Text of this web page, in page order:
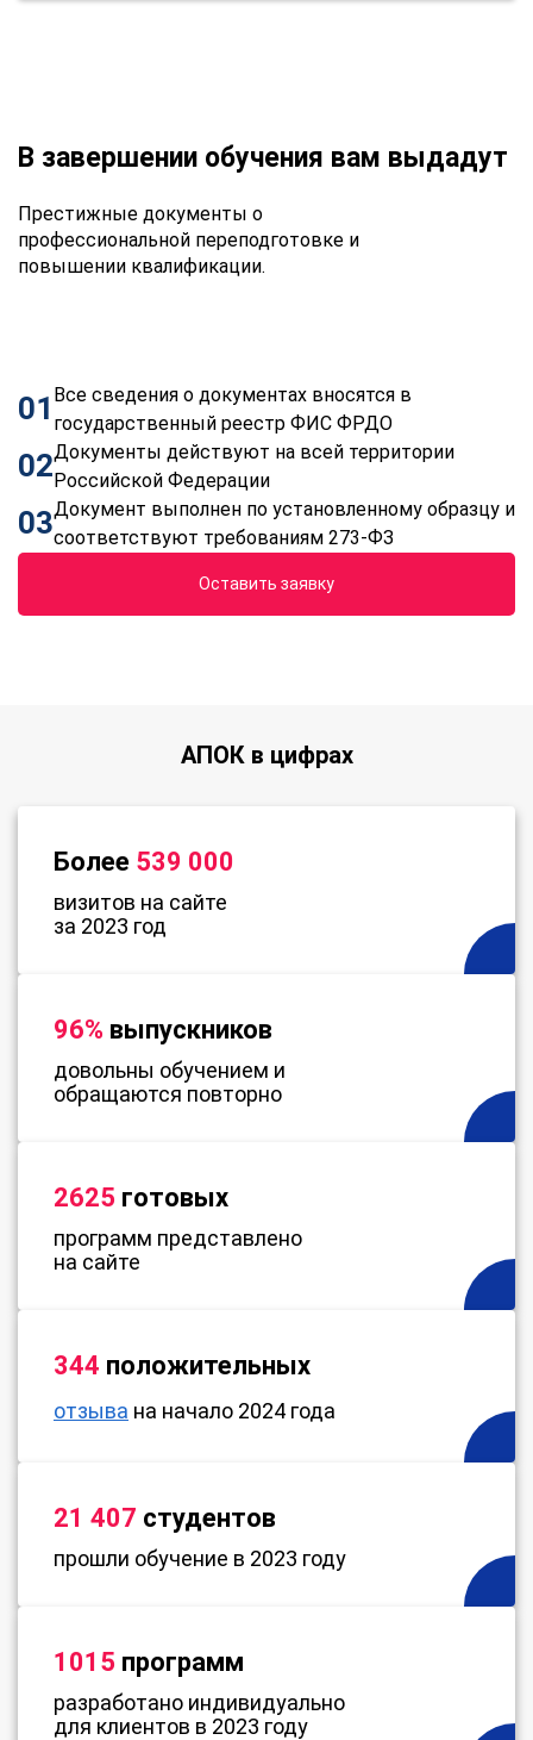
В завершении обучения вам выдадут
Престижные документы о
профессиональной переподготовке и
повышении квалификации.
01 Все сведения о документах вносятся в
государственный реестр ФИС ФРДО
02Документы действуют на всей территории
Российской Федерации
03Документ выполнен по установленному образцу и
соответствуют требованиям 273-ФЗ
Оставить заявку
АПОК в цифрах
Более 539 000
визитов на сайте
за 2023 год
96% выпускников
довольны обучением и
обращаются повторно
2625 готовых
программ представлено
на сайте
344 положительных
отзыва на начало 2024 года
21 407 студентов
прошли обучение в 2023 году
1015 программ
разработано индивидуально
для клиентов в 2023 году